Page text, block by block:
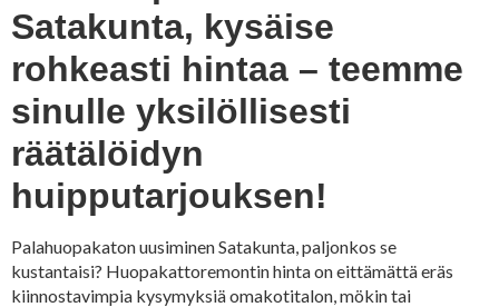
Satakunta, kysäise
rohkeasti hintaa – teemme
sinulle yksilöllisesti
räätälöidyn
huipputarjouksen!
Palahuopakaton uusiminen Satakunta, paljonkos se
kustantaisi? Huopakattoremontin hinta on eittämättä eräs
kiinnostavimpia kysymyksiä omakotitalon, mökin tai